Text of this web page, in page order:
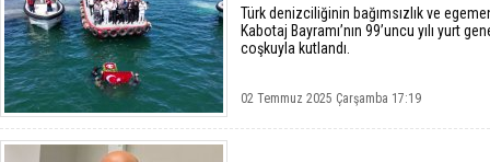
Türk denizciliğinin bağımsızlık ve
Kabotaj Bayramı’nın 99’uncu yılı yurt
coşkuyla kutlandı.
02 Temmuz 2025 Çarşamba 17:19